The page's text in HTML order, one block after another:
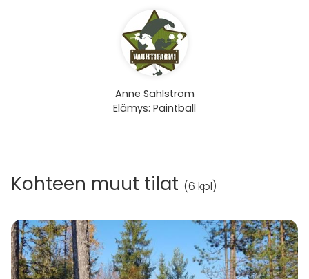
Anne Sahlström
Elämys: Paintball
Kohteen muut tilat (6 kpl)